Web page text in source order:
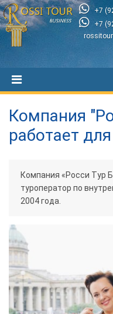
+7
+7
Компания
работает
Компания «Росси Тур
туроператор по
2004 года.